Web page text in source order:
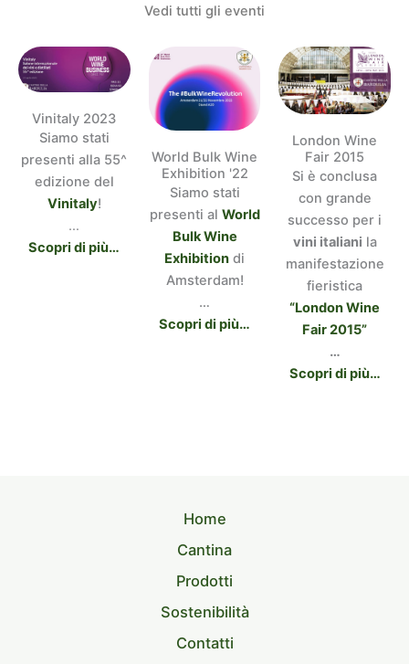
Vedi tutti gli eventi
Vinitaly 2023
Siamo stati
presenti alla 55^
edizione del
Vinitaly!
…
Scopri di più…
World Bulk Wine
Exhibition '22
Siamo stati
presenti al World
Bulk Wine
Exhibition di
Amsterdam!
…
Scopri di più…
London Wine
Fair 2015
Si è conclusa
con grande
successo per i
vini italiani la
manifestazione
fieristica
“London Wine
Fair 2015”
…
Scopri di più…
Home
Cantina
Prodotti
Sostenibilità
Contatti